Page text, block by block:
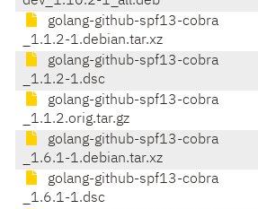
golang-github-spf13-cobra
_1.1.2-1.debian.tar.xz
golang-github-spf13-cobra
_1.1.2-1.dsc
golang-github-spf13-cobra
_1.1.2.orig.tar.gz
golang-github-spf13-cobra
_1.6.1-1.debian.tar.xz
golang-github-spf13-cobra
_1.6.1-1.dsc